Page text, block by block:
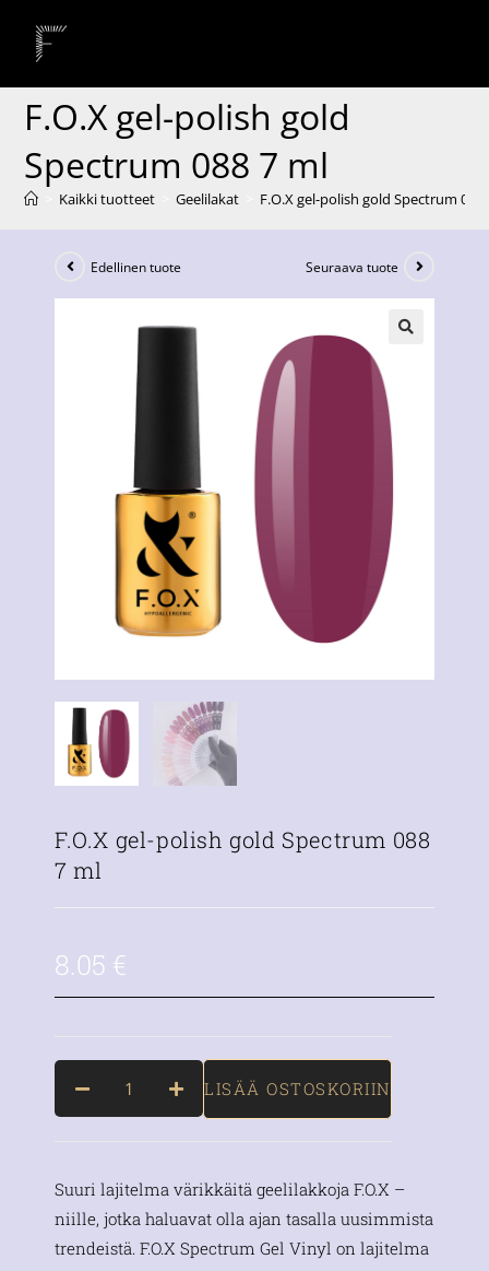
F.O.X gel-polish gold
Spectrum 088 7 ml
Kaikki tuotteet Geelilakat F.O.X gel-polish gold Spectrum 088
Edellinen tuote Seuraava tuote
F.O.X gel-polish gold Spectrum 088
7 ml
8.05 €
LISÄÄ OSTOSKORIIN
Suuri lajitelma värikkäitä geelilakkoja F.O.X –
niille, jotka haluavat olla ajan tasalla uusimmista
trendeistä. F.O.X Spectrum Gel Vinyl on lajitelma